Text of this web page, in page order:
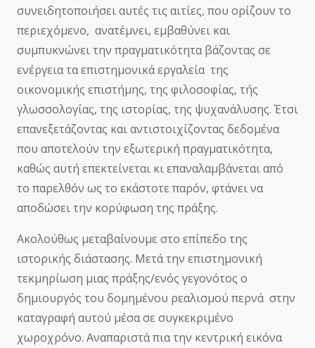
συνειδητοποιήσει αυτές τις αιτίες, που ορίζουν το
περιεχόμενο, ανατέμνει, εμβαθύνει και
συμπυκνώνει την πραγματικότητα βάζοντας σε
ενέργεια τα επιστημονικά εργαλεία της
οικονομικής επιστήμης, της φιλοσοφίας, τής
γλωσσολογίας, της ιστορίας, της ψυχανάλυσης. Έτσι
επανεξετάζοντας και αντιστοιχίζοντας δεδομένα
που αποτελούν την εξωτερική πραγματικότητα,
καθώς αυτή επεκτείνεται κι επαναλαμβάνεται από
το παρελθόν ως το εκάστοτε παρόν, φτάνει να
αποδώσει την κορύφωση της πράξης.
Ακολούθως μεταβαίνουμε στο επίπεδο της
ιστορικής διάστασης. Μετά την επιστημονική
τεκμηρίωση μιας πράξης/ενός γεγονότος ο
δημιουργός του δομημένου ρεαλισμού περνά στην
καταγραφή αυτού μέσα σε συγκεκριμένο
χωροχρόνο. Αναπαριστά πια την κεντρική εικόνα